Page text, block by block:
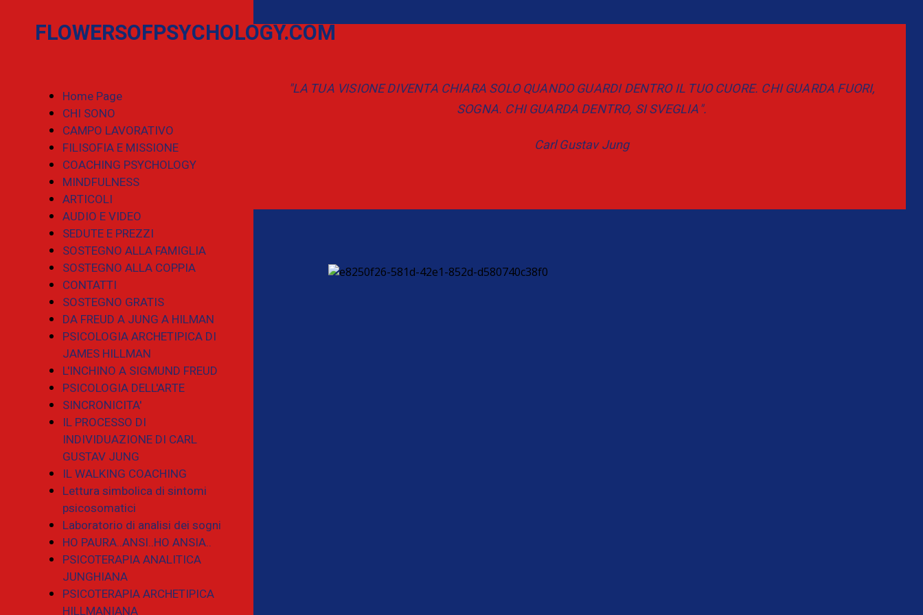
FLOWERSOFPSYCHOLOGY.COM
"LA TUA VISIONE DIVENTA CHIARA SOLO QUANDO GUARDI DENTRO IL TUO CUORE. CHI GUARDA FUORI,
SOGNA. CHI GUARDA DENTRO, SI SVEGLIA".
Carl Gustav Jung
Home Page
CHI SONO
CAMPO LAVORATIVO
FILISOFIA E MISSIONE
COACHING PSYCHOLOGY
MINDFULNESS
ARTICOLI
AUDIO E VIDEO
SEDUTE E PREZZI
SOSTEGNO ALLA FAMIGLIA
SOSTEGNO ALLA COPPIA
CONTATTI
SOSTEGNO GRATIS
DA FREUD A JUNG A HILMAN
PSICOLOGIA ARCHETIPICA DI
JAMES HILLMAN
L'INCHINO A SIGMUND FREUD
PSICOLOGIA DELL'ARTE
SINCRONICITA'
IL PROCESSO DI
INDIVIDUAZIONE DI CARL
GUSTAV JUNG
IL WALKING COACHING
Lettura simbolica di sintomi
psicosomatici
Laboratorio di analisi dei sogni
HO PAURA..ANSI..HO ANSIA..
PSICOTERAPIA ANALITICA
JUNGHIANA
PSICOTERAPIA ARCHETIPICA
HILLMANIANA